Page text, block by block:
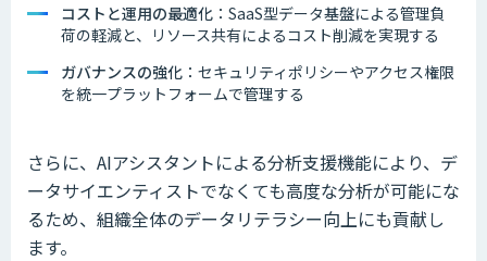
コストと運用の最適化 ：SaaS型データ基盤による管理負
荷の軽減と、リソース共有によるコスト削減を実現する
ガバナンスの強化 ：セキュリティポリシーやアクセス権限
を統一プラットフォームで管理する
さらに、AIアシスタントによる分析支援機能により、デ
ータサイエンティストでなくても高度な分析が可能にな
るため、組織全体のデータリテラシー向上にも貢献し
ます。